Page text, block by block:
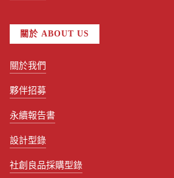
關於 ABOUT US
關於我們
夥伴招募
永續報告書
設計型錄
社創良品採購型錄